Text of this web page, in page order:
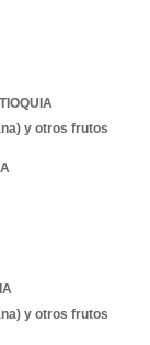
y otros frutos
y otros frutos